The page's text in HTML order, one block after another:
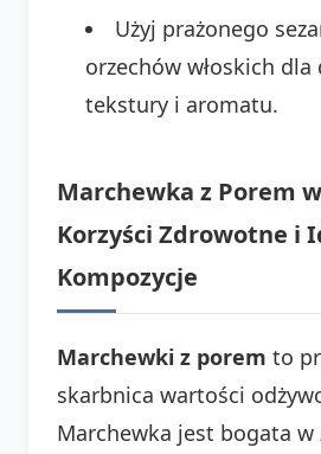
Użyj prażonego
orzechów włoskich
tekstury i aromatu.
Marchewka z Porem
Korzyści Zdrowotne i
Kompozycje
Marchewki z porem to
skarbnica wartości
Marchewka jest bogata w